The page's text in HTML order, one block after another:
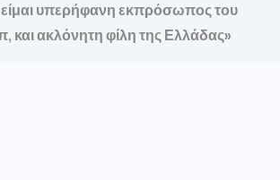
είμαι υπερήφανη εκπρόσωπος του
και ακλόνητη φίλη της Ελλάδας»